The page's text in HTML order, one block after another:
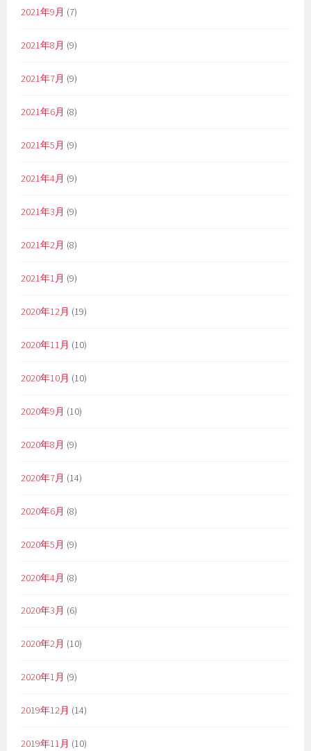
2021年9月 (7)
2021年8月 (9)
2021年7月 (9)
2021年6月 (8)
2021年5月 (9)
2021年4月 (9)
2021年3月 (9)
2021年2月 (8)
2021年1月 (9)
2020年12月 (19)
2020年11月 (10)
2020年10月 (10)
2020年9月 (10)
2020年8月 (9)
2020年7月 (14)
2020年6月 (8)
2020年5月 (9)
2020年4月 (8)
2020年3月 (6)
2020年2月 (10)
2020年1月 (9)
2019年12月 (14)
2019年11月 (10)